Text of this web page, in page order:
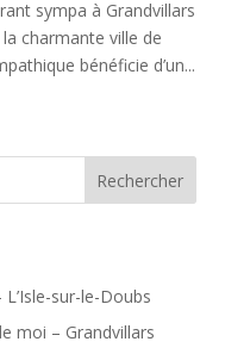
sympa à Grandvillars
charmante ville de
bénéficie d’un...
Rechercher
sur-le-Doubs
moi – Grandvillars